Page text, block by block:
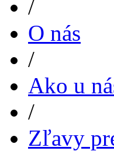
/
O nás
/
Ako u
/
Zľavy